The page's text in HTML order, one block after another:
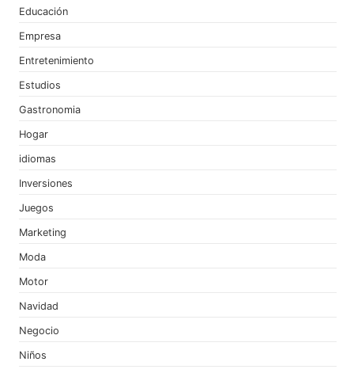
Educación
Empresa
Entretenimiento
Estudios
Gastronomia
Hogar
idiomas
Inversiones
Juegos
Marketing
Moda
Motor
Navidad
Negocio
Niños